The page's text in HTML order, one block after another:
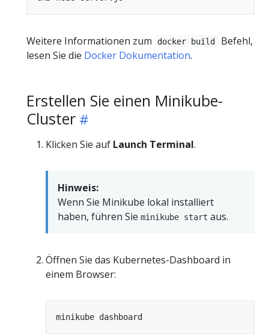
Weitere Informationen zum docker build
Befehl,
lesen Sie die Docker Dokumentation.
Erstellen Sie einen Minikube-
Cluster
Klicken Sie auf Launch Terminal.
Hinweis:
Wenn Sie Minikube lokal installiert
haben, führen Sie minikube start aus.
Öffnen Sie das Kubernetes-Dashboard in
einem Browser: